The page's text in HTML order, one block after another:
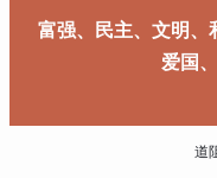
富强、民主、文明、
爱国
道